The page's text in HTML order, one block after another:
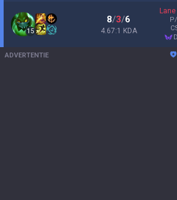
15
8/3/6
4.67:1 KDA
ADVERTENTIE